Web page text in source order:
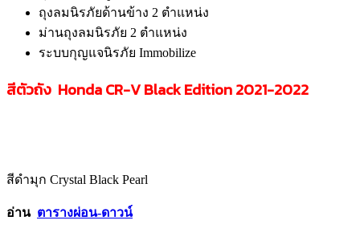
ถุงลมนิรภัยด้านข้าง 2 ตำแหน่ง
ม่านถุงลมนิรภัย 2 ตำแหน่ง
ระบบกุญแจนิรภัย Immobilize
สีตัวถัง Honda CR-V Black Edition 2021-2022
สีดำมุก Crystal Black Pearl
อ่าน ตารางผ่อน-ดาวน์